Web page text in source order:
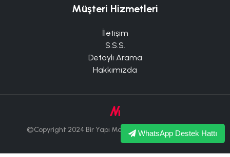
Müşteri Hizmetleri
İletişim
S.S.S.
Detaylı Arama
Hakkımızda
©Copyright 2024 Bir Yapı Market Tüm Hakları Saklıdır.
WhatsApp Destek Hattı